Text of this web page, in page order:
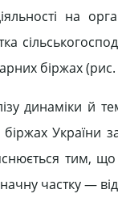
на
біржах (рис.
динаміки й
України
тим,
частку —